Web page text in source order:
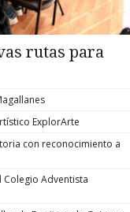
rutas para
ExplorArte
con reconocimiento a
Colegio Adventista